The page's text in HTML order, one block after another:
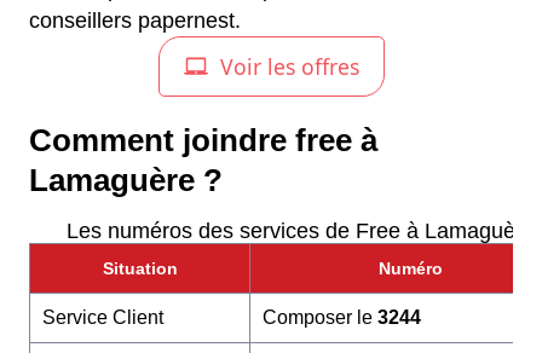
conseillers papernest.
Comment joindre free à
Lamaguère ?
Les numéros des services de Free à Lamaguère
Situation Numéro
Service Client Composer le 3244